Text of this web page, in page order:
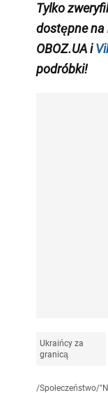
Tylko
dostępne na
OBOZ.UA i
podróbki!
Ukraińcy za
granicą
/Społeczeństwo/